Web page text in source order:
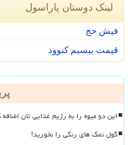
لینک دوستان پاراسول
فیش حج
قیمت بیسیم کنوود
این دو میوه را به رژیم غذایی تان
گول نمک های رنگی را نخورید!